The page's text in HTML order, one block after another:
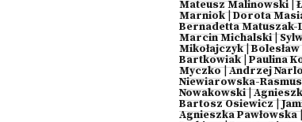
Mateusz Malinowski |
Marniok|Dorota
Bernadetta Matuszak-
Marcin Michalski|
Mikołajczyk|
Bartkowiak| Paulina
Myczko|Andrzej
Niewiarowska-
Nowakowski|
Bartosz Osiewicz|
Agnieszka Pawłowska